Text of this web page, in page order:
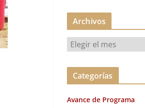
Archivos
r
c
v
Categorías
Avance de Programa